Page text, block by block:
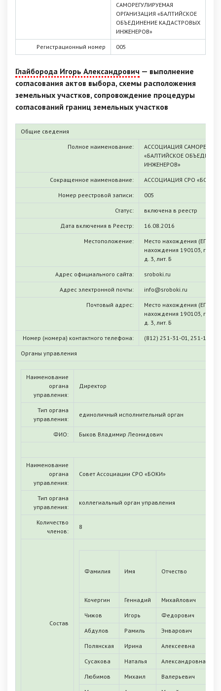
САМОРЕГУЛИРУЕМАЯ
ОРГАНИЗАЦИЯ «БАЛТИЙСКОЕ
ОБЪЕДИНЕНИЕ КАДАСТРОВЫХ
ИНЖЕНЕРОВ»
Регистрационный номер 005
Глайборода Игорь Александрович — выполнение
согласования актов выбора, схемы расположения
земельных участков, сопровождение процедуры
согласований границ земельных участков
Общие сведения
Полное наименование:
АССОЦИАЦИЯ
«БАЛТИЙСКОЕ
ИНЖЕНЕРОВ»
Сокращенное наименование: АССОЦИАЦИЯ СРО «БОКИ»
Номер реестровой записи: 005
Статус: включена в реестр
Дата включения в Реестр: 16.08.2016
Местоположение:
Место нахождения
нахождения 190103, г.
д. 3, лит. Б
Адрес официального сайта: sroboki.ru
Адрес электронной почты: info@sroboki.ru
Почтовый адрес:
Место нахождения
нахождения 190103, г.
д. 3, лит. Б
Номер (номера) контактного телефона: (812) 251-31-01, 251-10-
Органы управления
Наименование
органа
управления:
Директор
Тип органа
управления:
единоличный исполнительный орган
ФИО: Быков Владимир Леонидович
Наименование
органа
управления:
Совет Ассоциации СРО «БОКИ»
Тип органа
управления:
коллегиальный орган управления
Количество
членов:
8
Состав
Фамилия Имя Отчество
Кочергин Геннадий Михайлович
Чижов Игорь Федорович
Абдулов Рамиль Энварович
Полянская Ирина Алексеевна
Сусакова Наталья Александровна
Любимов Михаил Валерьевич